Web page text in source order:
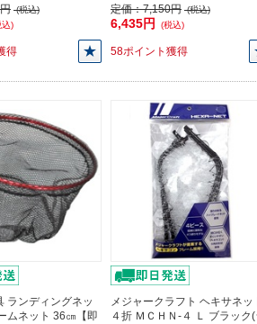
(税込)
込)
得
定価：7,150円 (税込)
6,435円 (税込)
58ポイント獲得
ランディングネッ
ムネット 36㎝【即
メジャークラフト ヘキサネッ
４折 ＭＣＨＮ-４ Ｌ ブラック(